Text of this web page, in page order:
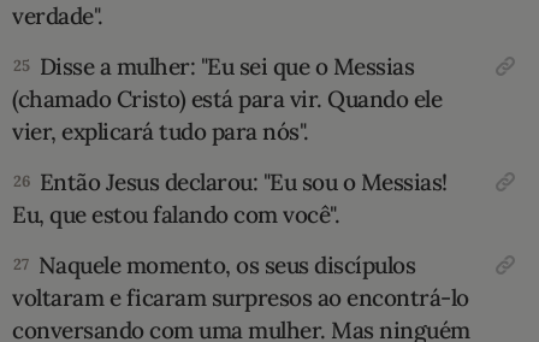
verdade".
25 Disse a mulher: "Eu sei que o Messias
(chamado Cristo) está para vir. Quando ele
vier, explicará tudo para nós".
26 Então Jesus declarou: "Eu sou o Messias!
Eu, que estou falando com você".
27 Naquele momento, os seus discípulos
voltaram e ficaram surpresos ao encontrá-lo
conversando com uma mulher. Mas ninguém